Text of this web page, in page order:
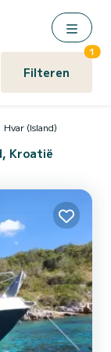
Filteren
1
Hvar (Island)
Kroatië